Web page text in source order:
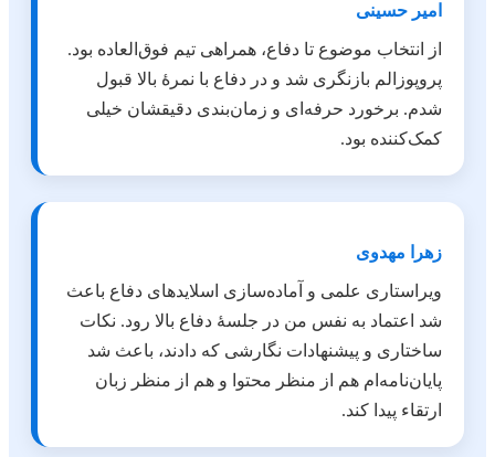
امیر حسینی
از انتخاب موضوع تا دفاع، همراهی تیم فوق‌العاده بود.
پروپوزالم بازنگری شد و در دفاع با نمرهٔ بالا قبول
شدم. برخورد حرفه‌ای و زمان‌بندی دقیقشان خیلی
کمک‌کننده بود.
زهرا مهدوی
ویراستاری علمی و آماده‌سازی اسلایدهای دفاع باعث
شد اعتماد به نفس من در جلسهٔ دفاع بالا رود. نکات
ساختاری و پیشنهادات نگارشی که دادند، باعث شد
پایان‌نامه‌ام هم از منظر محتوا و هم از منظر زبان
ارتقاء پیدا کند.